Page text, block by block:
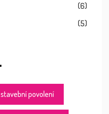
(6)
(5)
stavební povolení